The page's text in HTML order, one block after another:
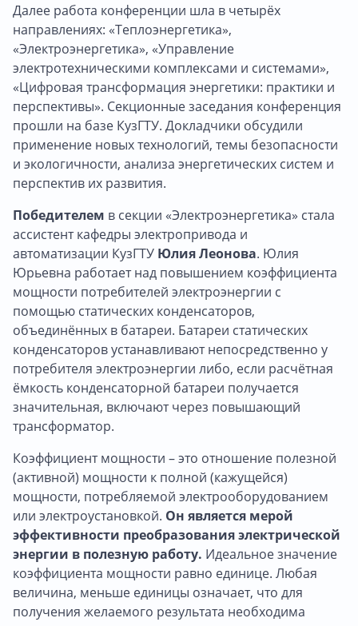
Далее работа конференции шла в четырёх
направлениях: «Теплоэнергетика»,
«Электроэнергетика», «Управление
электротехническими комплексами и системами»,
«Цифровая трансформация энергетики: практики и
перспективы». Секционные заседания конференция
прошли на базе КузГТУ. Докладчики обсудили
применение новых технологий, темы безопасности
и экологичности, анализа энергетических систем и
перспектив их развития.
Победителем в секции «Электроэнергетика» стала
ассистент кафедры электропривода и
автоматизации КузГТУ Юлия Леонова. Юлия
Юрьевна работает над повышением коэффициента
мощности потребителей электроэнергии с
помощью статических конденсаторов,
объединённых в батареи. Батареи статических
конденсаторов устанавливают непосредственно у
потребителя электроэнергии либо, если расчётная
ёмкость конденсаторной батареи получается
значительная, включают через повышающий
трансформатор.
Коэффициент мощности – это отношение полезной
(активной) мощности к полной (кажущейся)
мощности, потребляемой электрооборудованием
или электроустановкой. Он является мерой
эффективности преобразования электрической
энергии в полезную работу. Идеальное значение
коэффициента мощности равно единице. Любая
величина, меньше единицы означает, что для
получения желаемого результата необходима